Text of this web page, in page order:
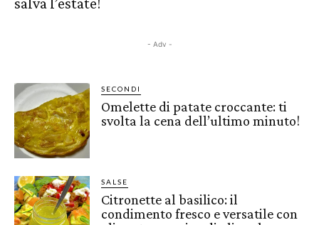
- Adv -
SECONDI
Omelette di patate croccante: ti
svolta la cena dell’ultimo minuto!
SALSE
Citronette al basilico: il
condimento fresco e versatile con